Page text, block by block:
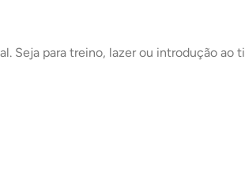
Seja para treino, lazer ou introdução ao